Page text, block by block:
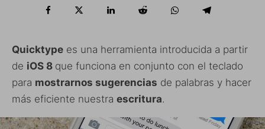
Quicktype es una herramienta introducida a partir
de iOS 8 que funciona en conjunto con el teclado
para mostrarnos sugerencias de palabras y hacer
más eficiente nuestra escritura.